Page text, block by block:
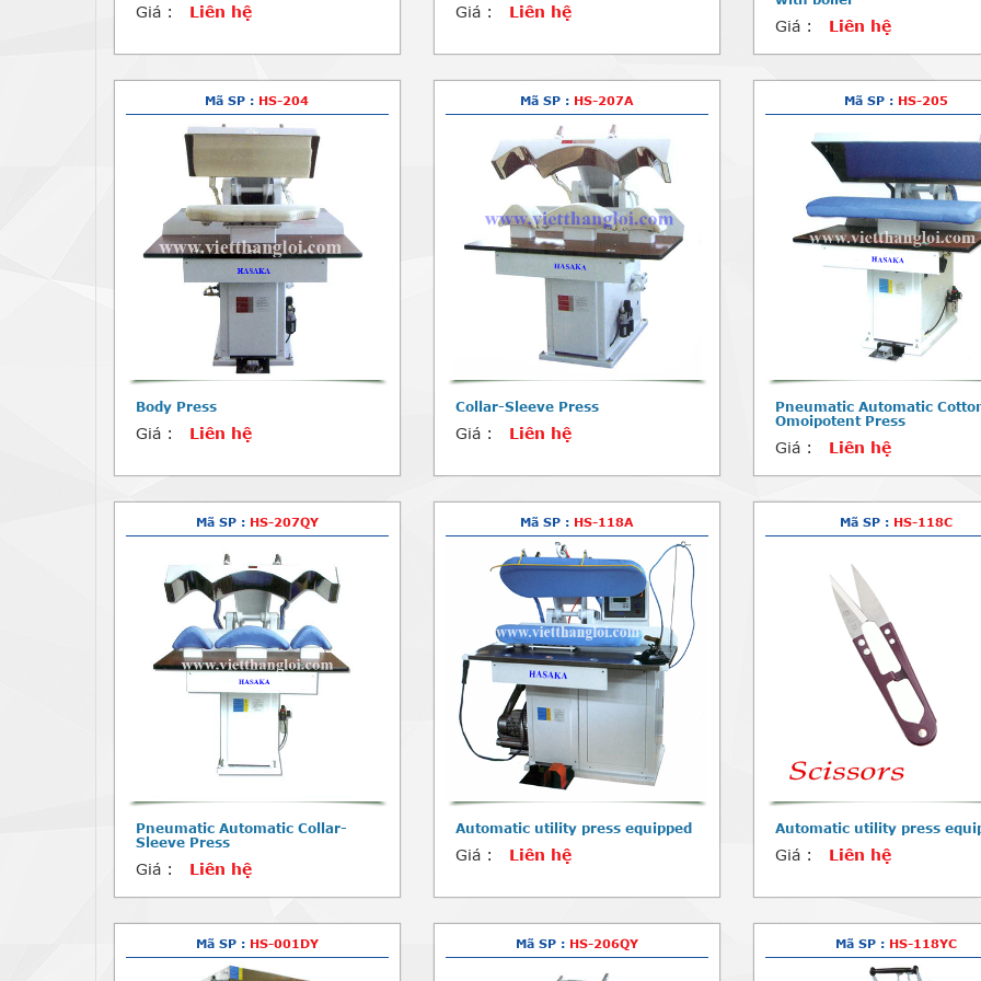
Giá : Liên hệ Giá : Liên hệ
Giá : Liên hệ
Mã SP : HS-204
Body Press
Giá : Liên hệ
Mã SP : HS-207A
Collar-Sleeve Press
Giá : Liên hệ
Mã SP : HS-205
Pneumatic Automatic
Omoipotent Press
Giá : Liên hệ
Mã SP : HS-207QY
Pneumatic Automatic Collar-
Sleeve Press
Giá : Liên hệ
Mã SP : HS-118A
Automatic utility press equipped
Giá : Liên hệ
Mã SP : HS-118C
Automatic utility press
Giá : Liên hệ
Mã SP : HS-001DY Mã SP : HS-206QY Mã SP : HS-118YC